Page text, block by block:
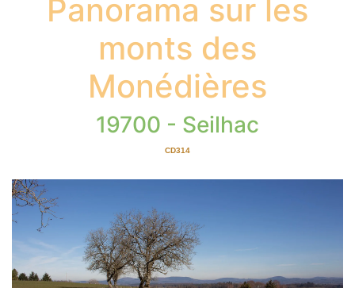
Panorama sur les
monts des
Monédières
19700 - Seilhac
CD314